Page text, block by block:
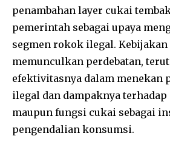
penambahan layer cukai
pemerintah sebagai upaya
segmen rokok ilegal.
memunculkan perdebatan,
efektivitasnya dalam menekan
ilegal dan dampaknya terhadap
maupun fungsi cukai sebagai
pengendalian konsumsi.